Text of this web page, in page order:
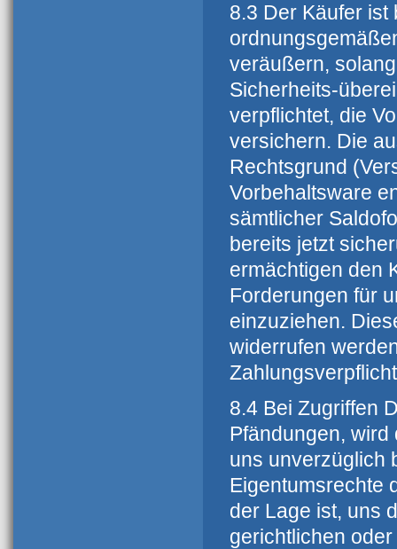
8.3 Der Käufer ist
veräußern,
Sicherheits-
verpflichtet, die
versichern. Die
Rechtsgrund
Vorbehaltsware
sämtlicher
bereits jetzt
ermächtigen den
Forderungen für
einzuziehen.
widerrufen
8.4 Bei Zugriffen
Pfändungen,
uns unverzüglich
Eigentumsrechte
der Lage ist, uns
gerichtlichen